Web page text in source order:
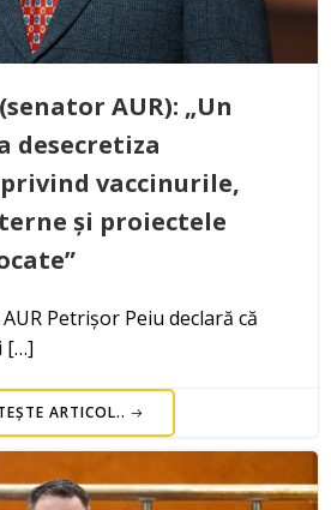
AUR): „Un
desecretiza
vaccinurile,
și proiectele
Petrișor Peiu declară că
[…]
ARTICOL..